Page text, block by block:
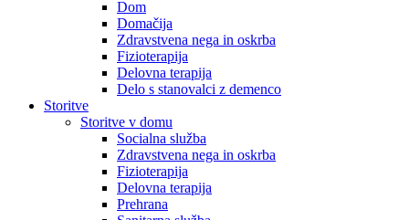
Dom
Domačija
Zdravstvena nega in oskrba
Fizioterapija
Delovna terapija
Delo s stanovalci z demenco
Storitve
Storitve v domu
Socialna služba
Zdravstvena nega in oskrba
Fizioterapija
Delovna terapija
Prehrana